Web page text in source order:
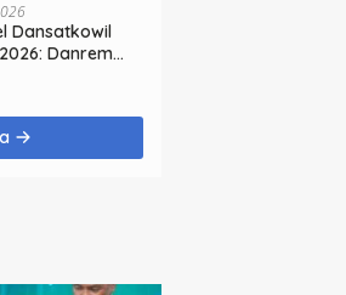
Dansatkowil
Danrem